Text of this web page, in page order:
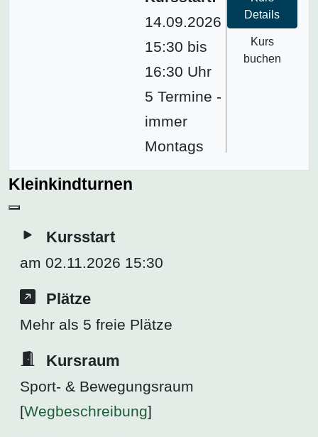
14.09.2026
15:30 bis
16:30 Uhr
5 Termine -
immer
Montags
Details
Kurs
buchen
Kleinkindturnen
Kursstart
am 02.11.2026 15:30
Plätze
Mehr als 5 freie Plätze
Kursraum
Sport- & Bewegungsraum
[Wegbeschreibung]